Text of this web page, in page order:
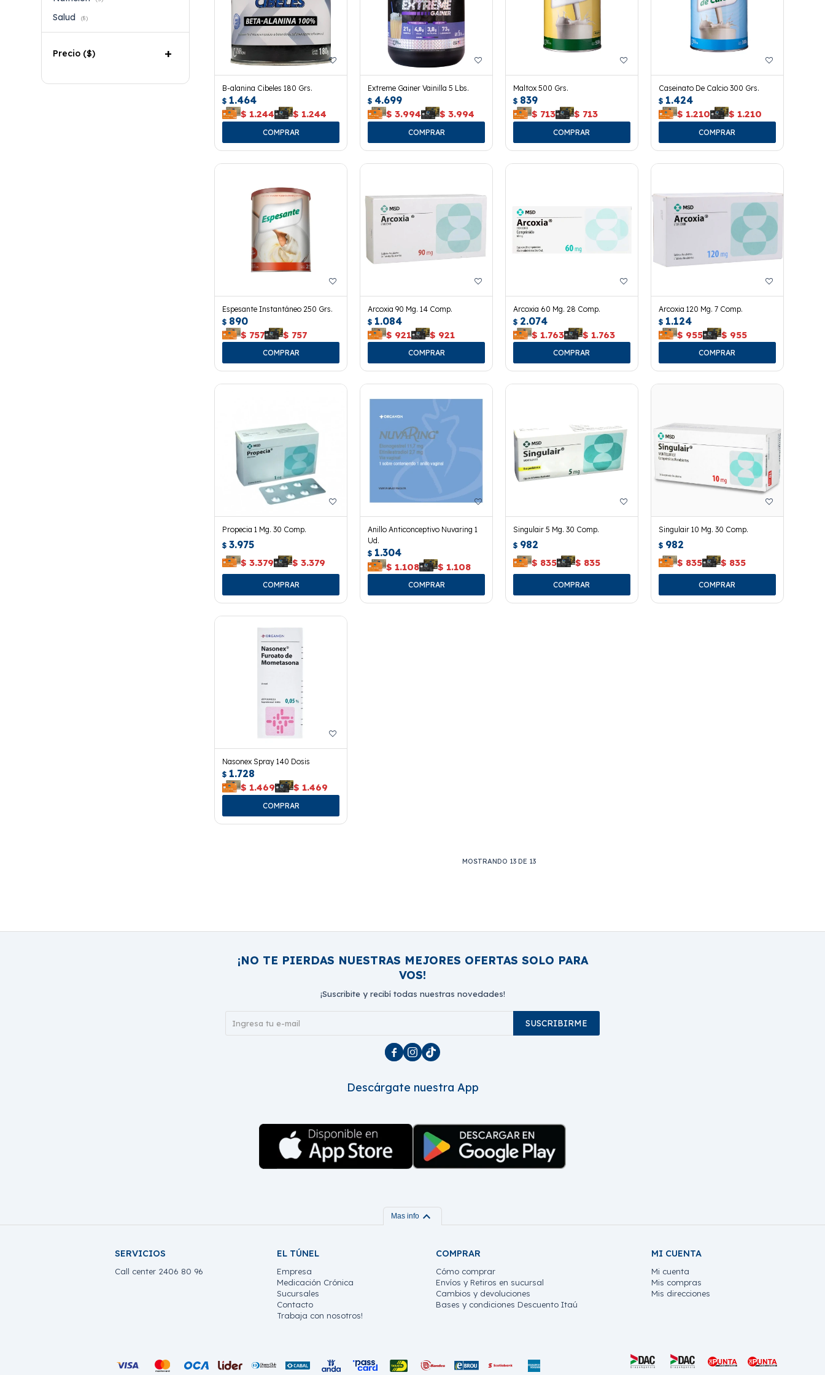
B-alanina Cibeles 180 Grs.
$ 1.464
$ 1.244 $ 1.244
Extreme Gainer Vainilla 5 Lbs.
$ 4.699
$ 3.994 $ 3.994
Maltox 500 Grs.
$ 839
$ 713 $ 713
Caseinato De Calcio 300 Grs.
$ 1.424
$ 1.210 $ 1.210
Espesante Instantáneo 250 Grs.
$ 890
$ 757 $ 757
Arcoxia 90 Mg. 14 Comp.
$ 1.084
$ 921 $ 921
Arcoxia 60 Mg. 28 Comp.
$ 2.074
$ 1.763 $ 1.763
Arcoxia 120 Mg. 7 Comp.
$ 1.124
$ 955 $ 955
Propecia 1 Mg. 30 Comp.
$ 3.975
$ 3.379 $ 3.379
Anillo Anticonceptivo Nuvaring 1
Ud.
$ 1.304
$ 1.108 $ 1.108
Singulair 5 Mg. 30 Comp.
$ 982
$ 835 $ 835
Singulair 10 Mg. 30 Comp.
$ 982
$ 835 $ 835
Nasonex Spray 140 Dosis
$ 1.728
$ 1.469 $ 1.469
MOSTRANDO 13DE 13
Salud (8)
Precio ($)
¡NO TE PIERDAS NUESTRAS MEJORES OFERTAS SOLO PARA
VOS!
¡Suscribite y recibí todas nuestras novedades!
SUSCRIBIRME
  
Descárgate nuestra App
Mas info expand_more
SERVICIOS
Call center 2406 80 96
EL TÚNEL
Empresa
Medicación Crónica
Sucursales
Contacto
Trabaja con nosotros!
COMPRAR
Cómo comprar
Envíos y Retiros en sucursal
Cambios y devoluciones
Bases y condiciones Descuento Itaú
MI CUENTA
Mi cuenta
Mis compras
Mis direcciones